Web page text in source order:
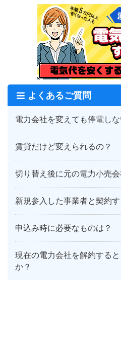
よくあるご質問
電力会社を変えても停電しな
賃貸だけど変えられるの？
切り替え後に元の電力小売
新規参入した事業者と契約
申込み時に必要なものは？
現在の電力会社を解約する
か？